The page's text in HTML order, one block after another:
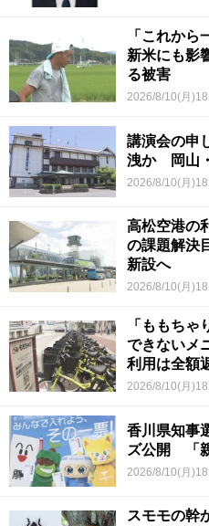
「これか
新米にも影
る被害
2026/8/10(月
講演会の申
洩か 岡山
2026/8/10(月
高松空港の
の課題解決
新設へ
2026/8/10(月
「ももち
できないメ
利用は全
2026/8/10(月
香川県知事
ズ公開 「
2026/8/10(月
スモモの幹